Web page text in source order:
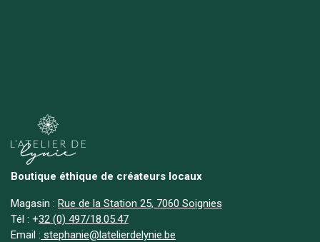
Boutique éthique de créateurs locaux
Magasin : Rue de la Station 25, 7060 Soignies
Tél : +32 (0) 497/18.05.47
Email : stephanie@latelierdelynie.be